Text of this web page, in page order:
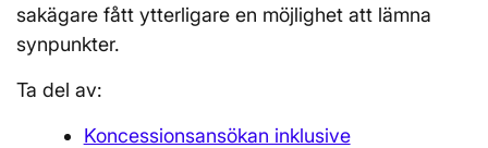
sakägare fått ytterligare en möjlighet att lämna
synpunkter.
Ta del av:
Koncessionsansökan inklusive